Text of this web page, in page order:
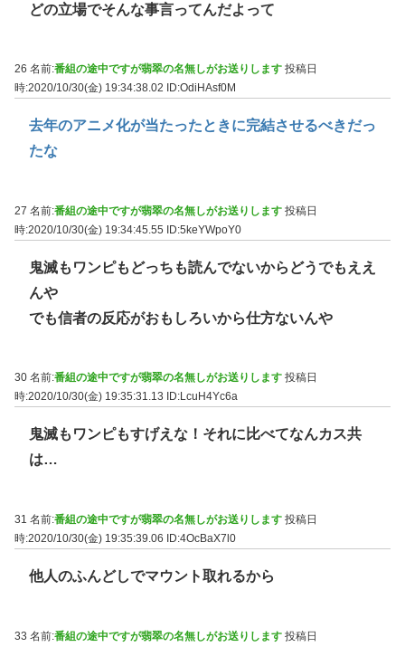
どの立場でそんな事言ってんだよって
26 名前:番組の途中ですが翡翠の名無しがお送りします 投稿日
時:2020/10/30(金) 19:34:38.02
ID:OdiHAsf0M
去年のアニメ化が当たったときに完結させるべきだっ
たな
27 名前:番組の途中ですが翡翠の名無しがお送りします 投稿日
時:2020/10/30(金) 19:34:45.55 ID:5keYWpoY0
鬼滅もワンピもどっちも読んでないからどうでもええ
んや
でも信者の反応がおもしろいから仕方ないんや
30 名前:番組の途中ですが翡翠の名無しがお送りします 投稿日
時:2020/10/30(金) 19:35:31.13
ID:LcuH4Yc6a
鬼滅もワンピもすげえな！それに比べてなんカス共
は…
31 名前:番組の途中ですが翡翠の名無しがお送りします 投稿日
時:2020/10/30(金) 19:35:39.06
ID:4OcBaX7l0
他人のふんどしでマウント取れるから
33 名前:番組の途中ですが翡翠の名無しがお送りします 投稿日